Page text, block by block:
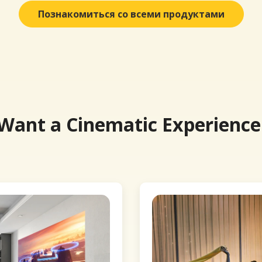
Познакомиться со всеми продуктами
a Cinematic